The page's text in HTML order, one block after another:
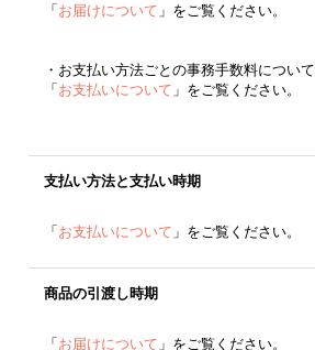
「 お届けについて 」をご覧ください。
・お支払い方法ごとの事務手数料について
「 お支払いについて 」をご覧ください。
支払い方法と支払い時期
「 お支払いについて 」をご覧ください。
商品の引渡し時期
「 お届けについて 」をご覧ください。